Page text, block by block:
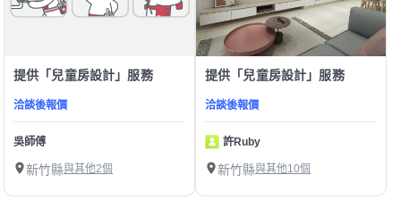
提供「兒童房設計」服務
洽談後報價
吳師傅
新竹縣與其他2個
提供「兒童房設計」服務
洽談後報價
許Ruby
新竹縣與其他10個